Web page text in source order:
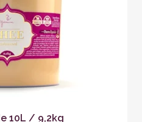
10L / 9,2kg